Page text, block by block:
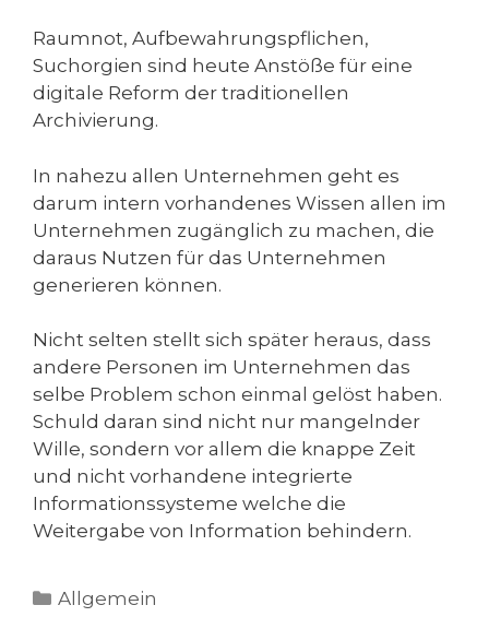
Raumnot, Aufbewahrungspflichen,
Suchorgien sind heute Anstöße für eine
digitale Reform der traditionellen
Archivierung.
In nahezu allen Unternehmen geht es
darum intern vorhandenes Wissen allen im
Unternehmen zugänglich zu machen, die
daraus Nutzen für das Unternehmen
generieren können.
Nicht selten stellt sich später heraus, dass
andere Personen im Unternehmen das
selbe Problem schon einmal gelöst haben.
Schuld daran sind nicht nur mangelnder
Wille, sondern vor allem die knappe Zeit
und nicht vorhandene integrierte
Informationssysteme welche die
Weitergabe von Information behindern.
Kategorien
Allgemein